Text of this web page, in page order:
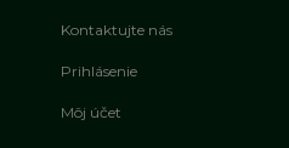
Kontaktujte nás
Prihlásenie
Môj účet